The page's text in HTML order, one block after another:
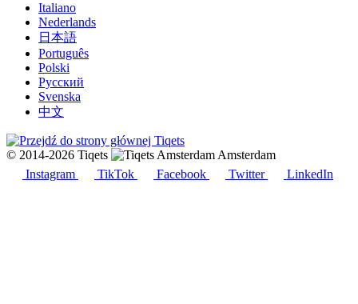
Italiano
Nederlands
日本語
Português
Polski
Русский
Svenska
中文
© 2014-2026 Tiqets
Amsterdam
Instagram
TikTok Facebook Twitter LinkedIn